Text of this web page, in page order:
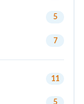
5
7
11
5